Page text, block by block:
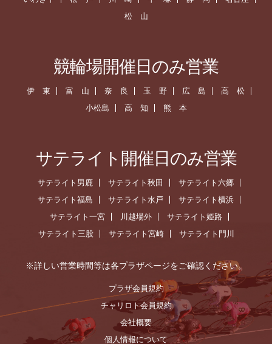
松 山
競輪場開催日のみ営業
伊 東 富 山 奈 良 玉 野 広 島
高 松
小松島
高 知 熊 本
サテライト開催日のみ営業
サテライト男鹿 サテライト秋田
サテライト六郷
サテライト福島
サテライト水戸
サテライト横浜
サテライト一宮
川越場外
サテライト姫路
サテライト三股
サテライト宮崎 サテライト門川
※詳しい営業時間等は各プラザページをご確認ください。
プラザ会員規約
チャリロト会員規約
会社概要
個人情報について